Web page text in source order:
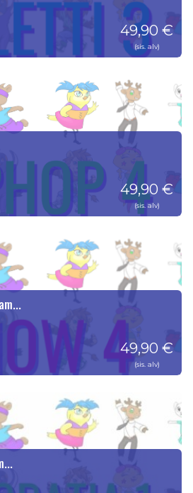
49,90 €
(sis. alv)
49,90 €
(sis. alv)
49,90 €
(sis. alv)